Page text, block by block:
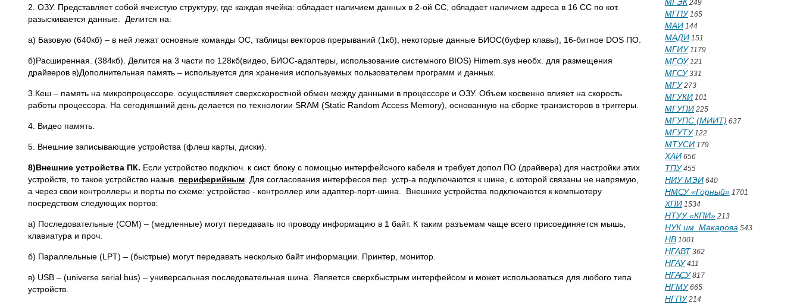
2. ОЗУ. Представляет собой ячеистую структуру, где каждая ячейка: обладает наличием данных в 2-ой СС, обладает наличием адреса в 16 СС по кот.
разыскивается данные. Делится на:
а) Базовую (640кб) – в ней лежат основные команды ОС, таблицы векторов прерываний (1кб), некоторые данные БИОС(буфер клавы), 16-битное DOS ПО.
б)Расширенная. (384кб). Делится на 3 части по 128кб(видео, БИОС-адаптеры, использование системного BIOS) Himem.sys необх. для размещения
драйверов в)Дополнительная память – используется для хранения используемых пользователем программ и данных.
3.Кеш – память на микропроцессоре. осуществляет сверхскоростной обмен между данными в процессоре и ОЗУ. Объем косвенно влияет на скорость
работы процессора. На сегодняшний день делается по технологии SRAM (Static Random Access Memory), основанную на сборке транзисторов в триггеры.
4. Видео память.
5. Внешние записывающие устройства (флеш карты, диски).
8)Внешние устройства ПК. Если устройство подключ. к сист. блоку с помощью интерфейсного кабеля и требует допол.ПО (драйвера) для настройки этих
устройств, то такое устройство назыв. периферийным . Для согласования интерфесов пер. устр-а подключаются к шине, с которой связаны не напрямую,
а через свои контроллеры и порты по схеме: устройство - контроллер или адаптер-порт-шина. Внешние устройства подключаются к компьютеру
посредством следующих портов:
а) Последовательные (COM) – (медленные) могут передавать по проводу информацию в 1 байт. К таким разъемам чаще всего присоединяется мышь,
клавиатура и проч.
б) Параллельные (LPT) – (быстрые) могут передавать несколько байт информации. Принтер, монитор.
в) USB – (universe serial bus) – универсальная последовательная шина. Является сверхбыстрым интерфейсом и может использоваться для любого типа
устройств.
249
МГПУ165
МАИ 144
МАДИ 151
МГИУ1179
МГОУ121
МГСУ331
МГУ273
МГУКИ 101
МГУПИ 225
МГУПС (МИИТ) 637
МГУТУ122
МТУСИ 179
ХАИ 656
ТПУ455
НИУ МЭИ 640
НМСУ «Горный» 1701
ХПИ 1534
НТУУ «КПИ» 213
НУК им. Макарова 543
НВ 1001
НГАВТ 362
НГАУ411
НГАСУ817
НГМУ665
НГПУ214